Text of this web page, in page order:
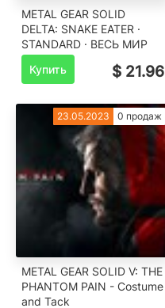
METAL GEAR SOLID
DELTA: SNAKE EATER ·
STANDARD · ВЕСЬ МИР
Купить
$ 21.96
23.05.2023 0 продаж
METAL GEAR SOLID V: THE
PHANTOM PAIN - Costume
and Tack